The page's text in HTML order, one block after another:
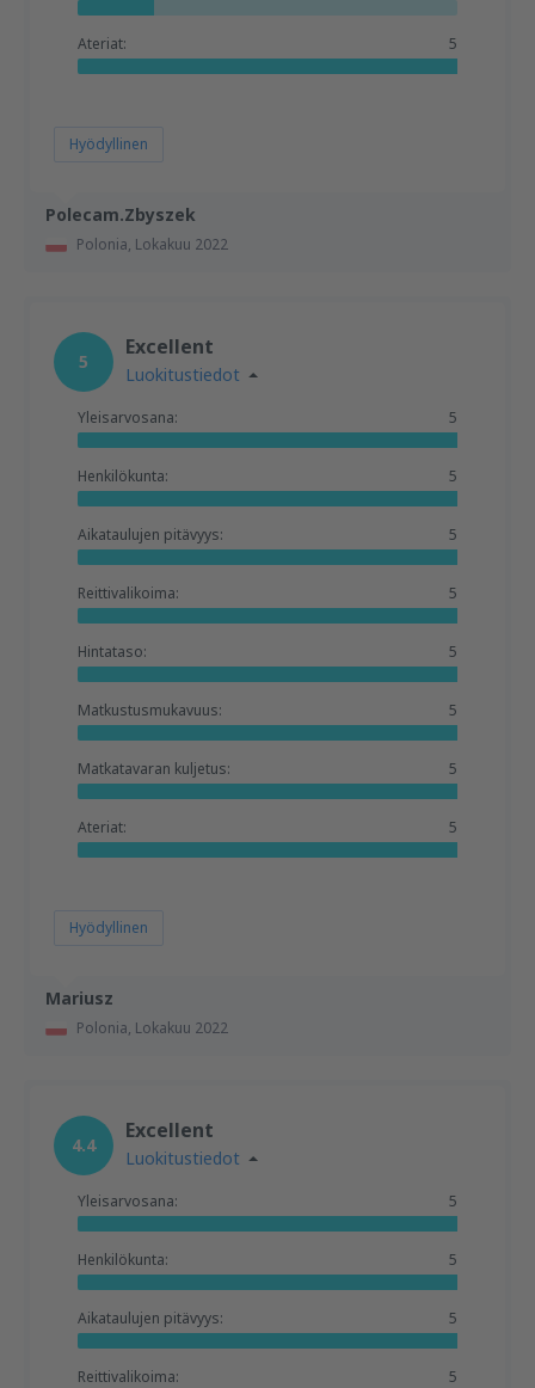
Polecam.Zbyszek
Polonia, Lokakuu 2022
Ateriat: 5
Hyödyllinen
Mariusz
Polonia, Lokakuu 2022
5
Excellent
Luokitustiedot
Yleisarvosana: 5
Henkilökunta: 5
Aikataulujen pitävyys: 5
Reittivalikoima: 5
Hintataso: 5
Matkustusmukavuus: 5
Matkatavaran kuljetus: 5
Ateriat: 5
Hyödyllinen
4.4
Excellent
Luokitustiedot
Yleisarvosana: 5
Henkilökunta: 5
Aikataulujen pitävyys: 5
Reittivalikoima: 5